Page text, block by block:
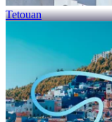
Tetouan